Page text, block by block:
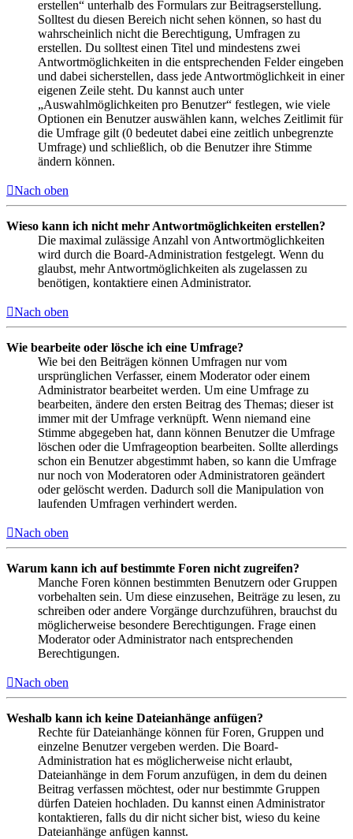
erstellen“ unterhalb des Formulars zur Beitragserstellung.
Solltest du diesen Bereich nicht sehen können, so hast du
wahrscheinlich nicht die Berechtigung, Umfragen zu
erstellen. Du solltest einen Titel und mindestens zwei
Antwortmöglichkeiten in die entsprechenden Felder eingeben
und dabei sicherstellen, dass jede Antwortmöglichkeit in einer
eigenen Zeile steht. Du kannst auch unter
„Auswahlmöglichkeiten pro Benutzer“ festlegen, wie viele
Optionen ein Benutzer auswählen kann, welches Zeitlimit für
die Umfrage gilt (0 bedeutet dabei eine zeitlich unbegrenzte
Umfrage) und schließlich, ob die Benutzer ihre Stimme
ändern können.
Nach oben
Wieso kann ich nicht mehr Antwortmöglichkeiten erstellen?
Die maximal zulässige Anzahl von Antwortmöglichkeiten
wird durch die Board-Administration festgelegt. Wenn du
glaubst, mehr Antwortmöglichkeiten als zugelassen zu
benötigen, kontaktiere einen Administrator.
Nach oben
Wie bearbeite oder lösche ich eine Umfrage?
Wie bei den Beiträgen können Umfragen nur vom
ursprünglichen Verfasser, einem Moderator oder einem
Administrator bearbeitet werden. Um eine Umfrage zu
bearbeiten, ändere den ersten Beitrag des Themas; dieser ist
immer mit der Umfrage verknüpft. Wenn niemand eine
Stimme abgegeben hat, dann können Benutzer die Umfrage
löschen oder die Umfrageoption bearbeiten. Sollte allerdings
schon ein Benutzer abgestimmt haben, so kann die Umfrage
nur noch von Moderatoren oder Administratoren geändert
oder gelöscht werden. Dadurch soll die Manipulation von
laufenden Umfragen verhindert werden.
Nach oben
Warum kann ich auf bestimmte Foren nicht zugreifen?
Manche Foren können bestimmten Benutzern oder Gruppen
vorbehalten sein. Um diese einzusehen, Beiträge zu lesen, zu
schreiben oder andere Vorgänge durchzuführen, brauchst du
möglicherweise besondere Berechtigungen. Frage einen
Moderator oder Administrator nach entsprechenden
Berechtigungen.
Nach oben
Weshalb kann ich keine Dateianhänge anfügen?
Rechte für Dateianhänge können für Foren, Gruppen und
einzelne Benutzer vergeben werden. Die Board-
Administration hat es möglicherweise nicht erlaubt,
Dateianhänge in dem Forum anzufügen, in dem du deinen
Beitrag verfassen möchtest, oder nur bestimmte Gruppen
dürfen Dateien hochladen. Du kannst einen Administrator
kontaktieren, falls du dir nicht sicher bist, wieso du keine
Dateianhänge anfügen kannst.